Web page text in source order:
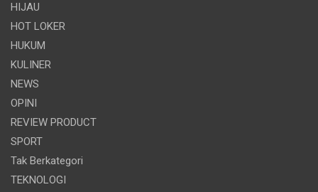
HIJAU
HOT LOKER
HUKUM
KULINER
NEWS
OPINI
REVIEW PRODUCT
SPORT
Tak Berkategori
TEKNOLOGI